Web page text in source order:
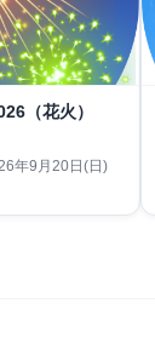
（花火）
年9月20日(日)